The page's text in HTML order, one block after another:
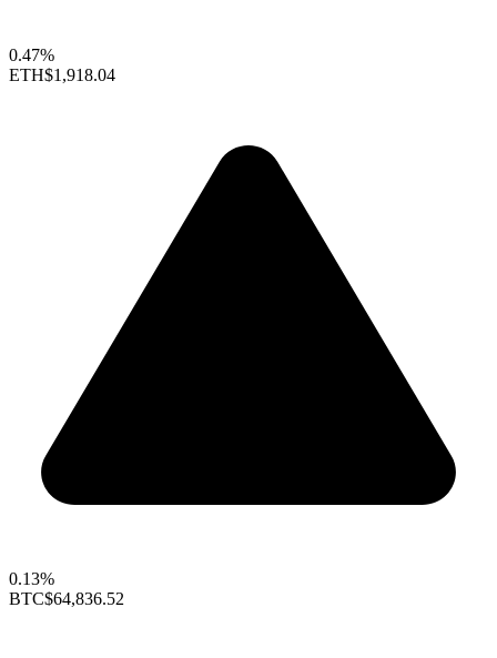
0.47%
ETH$1,918.04
0.13%
BTC$64,836.52